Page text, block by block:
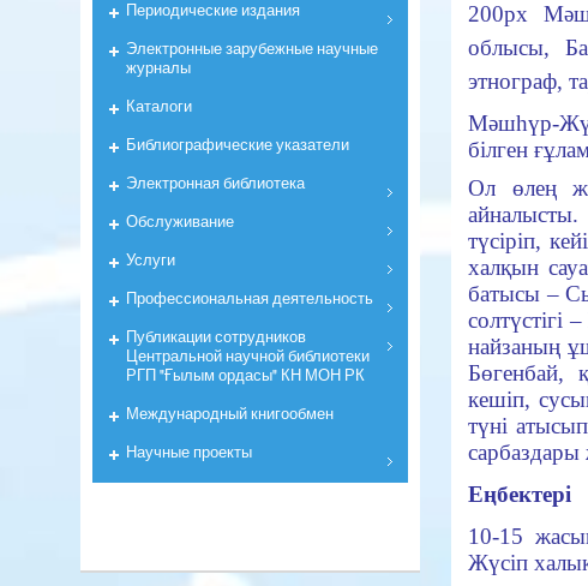
200px
облысы,
этнограф,
Мәшһүр-
білген
Ол өлең
түсіріп,
халқын
батысы –
солтүстігі
найзаның
Бөгенбай,
кешіп,
түні
сарбаздары
Еңбектері
10-15
Жүсіп
Периодические издания
Электронные зарубежные научные
журналы
Каталоги
Библиографические указатели
Электронная библиотека
Обслуживание
Услуги
Профессиональная деятельность
Публикации сотрудников
Центральной научной библиотеки
РГП "Ғылым ордасы" КН МОН РК
Международный книгообмен
Научные проекты